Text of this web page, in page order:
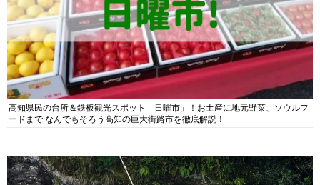
高知県民の台所＆鉄板観光スポット「日曜市」！お土産に地元野菜、ソウルフ
ードまで なんでもそろう高知の巨大街路市を徹底解説！